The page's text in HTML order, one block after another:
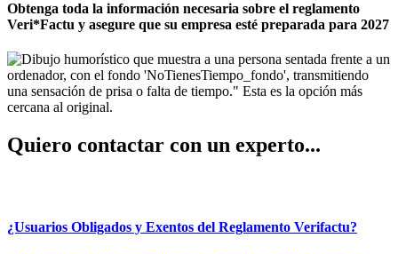
Obtenga toda la información necesaria sobre el reglamento
Veri*Factu y asegure que su empresa esté preparada para 2027
Quiero contactar con un experto...
¿Usuarios Obligados y Exentos del Reglamento Verifactu?